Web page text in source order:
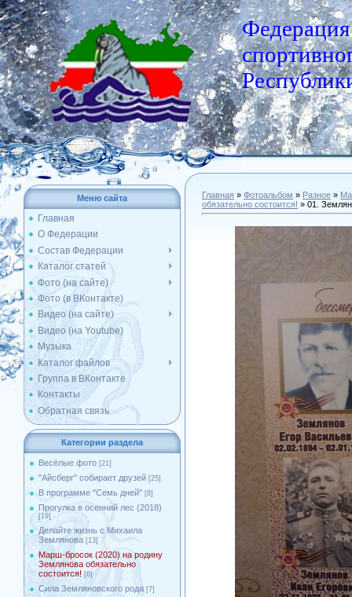
Федерация
Меню сайта
Главная
О Федерации
Состав Федерации
Каталог статей
Фото (на сайте)
Фото (в ВКонтакте)
Видео (на сайте)
Видео (на Youtube)
Музыка
Каталог файлов
Группа в ВКонтакте
Контакты
Обратная связь
Категории раздела
Весёлые фото [21]
"Айсберг" собирает друзей [25]
В программе "Семь дней" [8]
Прогулка в осенний лес (2018)
[19]
Делайте жизнь с Михаила
Землянова [13]
Марш-бросок (2020) на родину
Землянова обязательно
состоится! [6]
Сила Земляновского рода [7]
Главная » Фотоальбом » Разное »
обязательно состоится! » 01.